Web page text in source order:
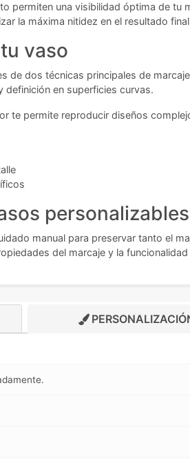
permiten una visibilidad óptima de tu
la máxima nitidez en el resultado
vaso
de dos técnicas principales de
definición en superficies curvas.
te permite reproducir diseños
personalizables
manual para preservar tanto el
del marcaje y la